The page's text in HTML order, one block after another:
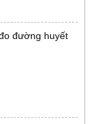
đường huyết